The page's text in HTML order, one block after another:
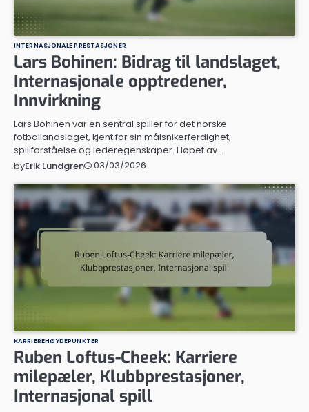
INTERNASJONALE PRESTASJONER
Lars Bohinen: Bidrag til landslaget,
Internasjonale opptredener,
Innvirkning
Lars Bohinen var en sentral spiller for det norske
fotballandslaget, kjent for sin målsnikerferdighet,
spillforståelse og lederegenskaper. I løpet av…
byErik Lundgren 03/03/2026
KARRIEREHØYDEPUNKTER
Ruben Loftus-Cheek: Karriere
milepæler, Klubbprestasjoner,
Internasjonal spill